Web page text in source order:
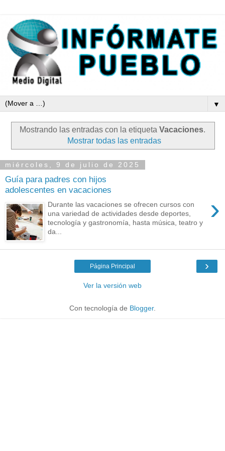
▼
Mostrando las entradas con la etiqueta Vacaciones.
Mostrar todas las entradas
miércoles, 9 de julio de 2025
Guía para padres con hijos
adolescentes en vacaciones
›
Durante las vacaciones se ofrecen cursos con
una variedad de actividades desde deportes,
tecnología y gastronomía, hasta música, teatro y
da...
›
Página Principal
Ver la versión web
Con tecnología de Blogger.